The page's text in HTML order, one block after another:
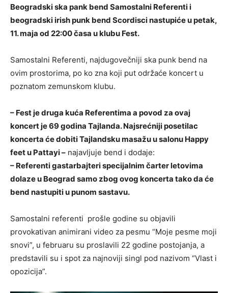
Beogradski ska pank bend Samostalni Referenti i
beogradski irish punk bend Scordisci nastupiće u petak,
11. maja od 22:00 časa u klubu Fest.
Samostalni Referenti, najdugovečniji ska punk bend na
ovim prostorima, po ko zna koji put održaće koncert u
poznatom zemunskom klubu.
– Fest je druga kuća Referentima a povod za ovaj
koncert je 69 godina Tajlanda. Najsrećniji posetilac
koncerta će dobiti Tajlandsku masažu u salonu Happy
feet u Pattayi – najavljuje bend i dodaje:
– Referenti gastarbajteri specijalnim čarter letovima
dolaze u Beograd samo zbog ovog koncerta tako da će
bend nastupiti u punom sastavu.
Samostalni referenti prošle godine su objavili
provokativan animirani video za pesmu “Moje pesme moji
snovi”, u februaru su proslavili 22 godine postojanja, a
predstavili su i spot za najnoviji singl pod nazivom “Vlast i
opozicija”.